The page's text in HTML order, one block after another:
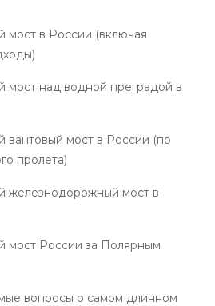
мост в России (включая
мост над водной преградой в
вантовый мост в России (по
пролета)
железнодорожный мост в
мост России за Полярным
вопросы о самом длинном